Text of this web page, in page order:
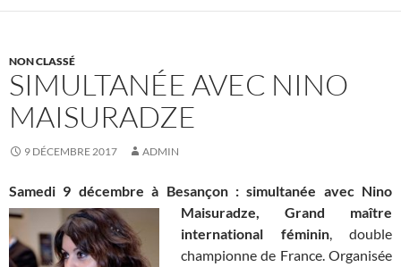
NON CLASSÉ
SIMULTANÉE AVEC NINO
MAISURADZE
9 DÉCEMBRE 2017 ADMIN
Samedi 9 décembre à Besançon : simultanée avec Nino
Maisuradze, Grand maître
international féminin, double
championne de France. Organisée